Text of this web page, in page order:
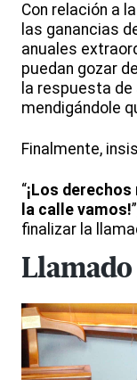
Con relación a
las ganancias
anuales
puedan gozar
la respuesta de
mendigándole
Finalmente,
“¡Los
la calle vamos!
finalizar la